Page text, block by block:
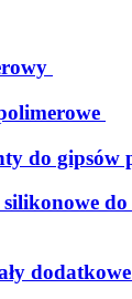
do gipsów
do